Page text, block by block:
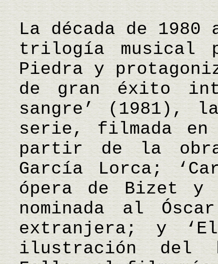
La década de 1980
trilogía musical
Piedra y
de gran éxito
sangre’ (1981),
serie, filmada en
partir de la
García Lorca;
ópera de Bizet y
nominada al
extranjera; y
ilustración del